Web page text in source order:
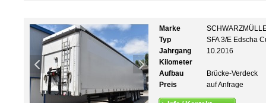
Marke
Typ
SFA 3/E Edscha
Jahrgang
10.2016
Kilometer
Aufbau
Brücke-Verdeck
Preis
auf Anfrage